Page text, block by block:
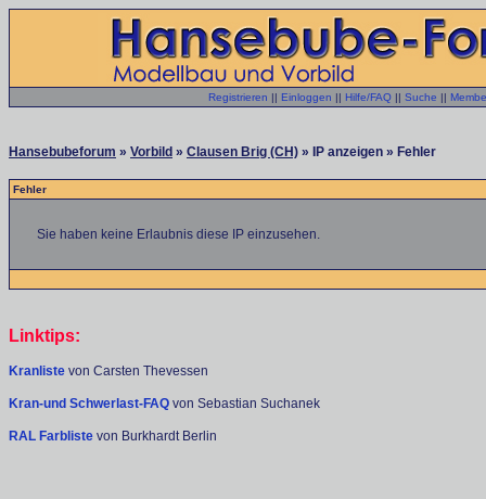
Registrieren || Einloggen || Hilfe/FAQ || Suche ||
Hansebubeforum » Vorbild » Clausen Brig (CH) » IP anzeigen » Fehler
Fehler
Sie haben keine Erlaubnis diese IP einzusehen.
Linktips:
Kranliste von Carsten Thevessen
Kran-und Schwerlast-FAQ von Sebastian Suchanek
RAL Farbliste von Burkhardt Berlin